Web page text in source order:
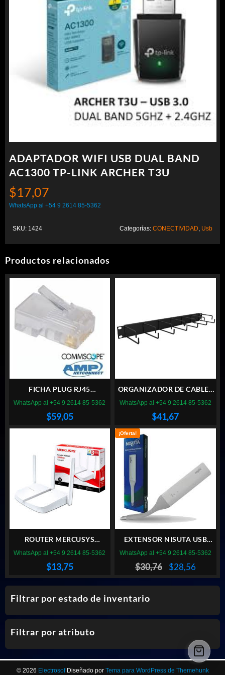
Filtrar por estado de inventario
Filtrar por atributo
ADAPTADOR WIFI USB DUAL BAND
AC1300 TP-LINK ARCHER T3U
$17,07
WhatsApp al +54 9 2614 85-5362
SKU: 1424 Categorías: CONECTIVIDAD Usb
Productos relacionados
FICHA PLUG RJ45
COMMSCOPE PACK 100
$59,05
WhatsApp al +54 9 2614 85-5362
ORGANIZADOR DE CABLES
FURUKAWA
$41,67
WhatsApp al +54 9 2614 85-5362
ROUTER MERCUSYS
MW305R WIFI 300 MBPS
$13,75
WhatsApp al +54 9 2614 85-5362
¡Oferta!
EXTENSOR NISUTA USB
WIRELESS NS-WIREU3F
$30,76
El
precio
original
$28,56El
precio
actual
WhatsApp al +54 9 2614 85-5362
© 2026 Electrosof Diseñado por Tema para WordPress de Themehunk